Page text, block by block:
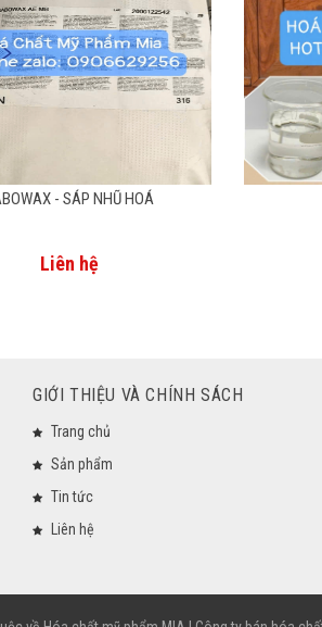
- SÁP NHŨ HOÁ
Liên hệ
GIỚI THIỆU VÀ CHÍNH SÁCH
Trang chủ
Sản phẩm
Tin tức
Liên hệ